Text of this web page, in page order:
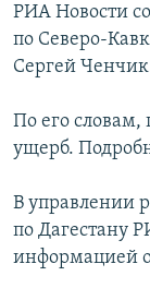
TÜRKMENÇE
РИА Новости
по Северо-
Сергей
По его
ущерб.
В управлении
по Дагестану
информацией